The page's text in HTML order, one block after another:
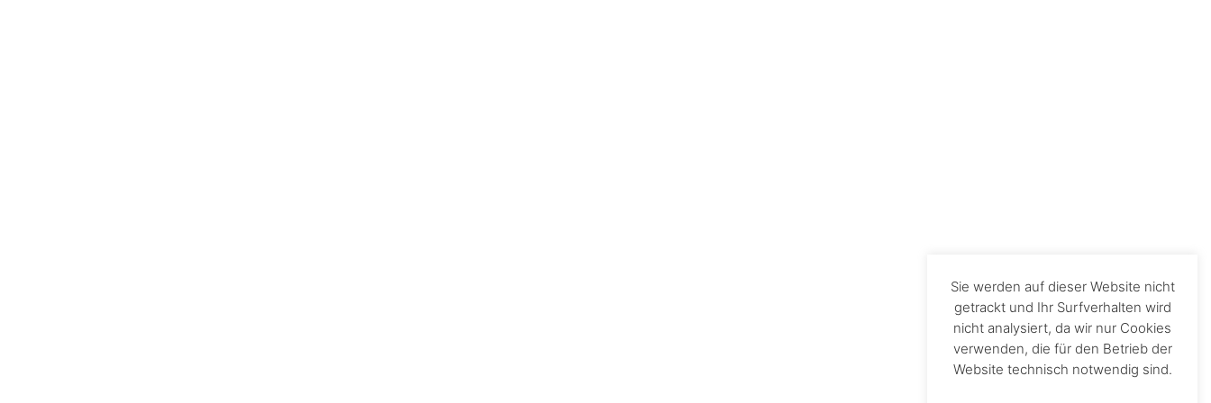
Sie werden auf dieser Website nicht
getrackt und Ihr Surfverhalten wird
nicht analysiert, da wir nur Cookies
verwenden, die für den Betrieb der
Website technisch notwendig sind.